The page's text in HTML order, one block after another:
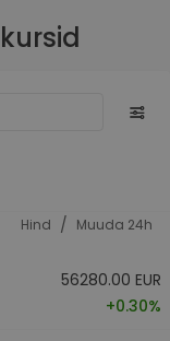
Hind / Muuda 24h
56280.00 EUR
+0.30%